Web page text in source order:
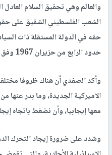
والعالم وهي تحقيق السلام
الشعب الفلسطيني الشقيق على
حقه في الدولة المستقلة ذات
حدود الرابع من حزيران 1967 وفق كل المرجعيات المتفق عليها.
وأكد الصفدي أن هناك ظروفا
الاميركية الجديدة، وما بدر
معها إيجابيا، وأن نضغط باتجاه
وشدد على ضرورة إيجاد التحرك